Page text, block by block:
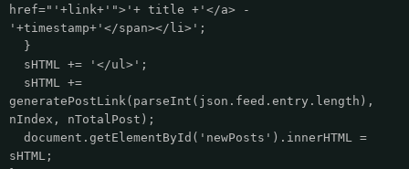
href="'+link+'">'+ title +'</a> -
'+timestamp+'</span></li>';
}
sHTML += '</ul>';
sHTML +=
generatePostLink(parseInt(json.feed.entry.length),
nIndex, nTotalPost);
document.getElementById('newPosts').innerHTML =
sHTML;